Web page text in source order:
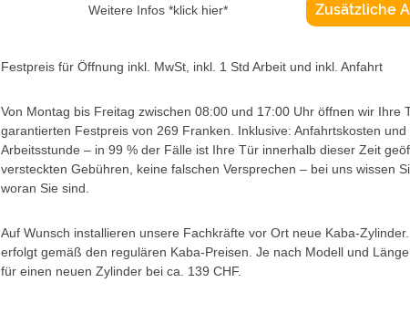
Weitere Infos *klick hier* Zusätzliche
Festpreis für Öffnung inkl. MwSt, inkl. 1 Std Arbeit und inkl. Anfahrt
Von Montag bis Freitag zwischen 08:00 und 17:00 Uhr öffnen wir Ihre
garantierten Festpreis von 269 Franken. Inklusive: Anfahrtskosten und
Arbeitsstunde – in 99 % der Fälle ist Ihre Tür innerhalb dieser Zeit
versteckten Gebühren, keine falschen Versprechen – bei uns wissen
woran Sie sind.
Auf Wunsch installieren unsere Fachkräfte vor Ort neue Kaba-
erfolgt gemäß den regulären Kaba-Preisen. Je nach Modell und
für einen neuen Zylinder bei ca. 139 CHF.